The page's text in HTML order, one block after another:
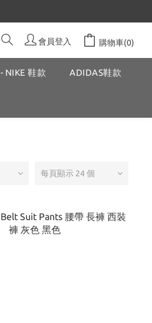
會員登入 購物車(0)
- NIKE 鞋款 ADIDAS鞋款
每頁顯示 24 個